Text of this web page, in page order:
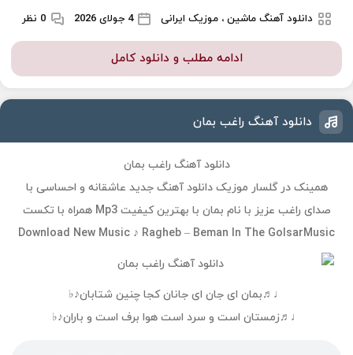
دانلود آهنگ ماشین ، موزیک ایرانی 4 جولای 2026 0 نظر
ادامه مطلب و دانلود کامل
دانلود آهنگ راغب بمان
دانلود آهنگ راغب بمان
همینک در گلسار موزیک دانلود آهنگ جدید عاشقانه و احساسی با
صدای راغب عزیز با نام بمان با بهترین کیفیت Mp3 همراه با تکست
Download New Music ♪ Ragheb – Beman In The GolsarMusic
♩♬بمان ای جان ای جانان کجا چنین شتابان♪♭
♩♬زمستان است و سرد است هوا برف است و باران♪♭